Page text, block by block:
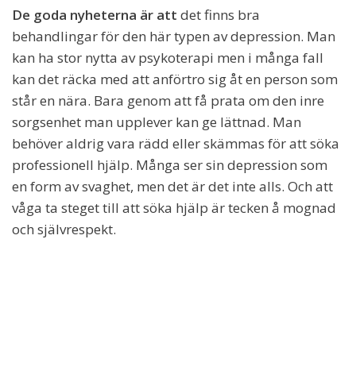
De goda nyheterna är att det finns bra
behandlingar för den här typen av depression. Man
kan ha stor nytta av psykoterapi men i många fall
kan det räcka med att anförtro sig åt en person som
står en nära. Bara genom att få prata om den inre
sorgsenhet man upplever kan ge lättnad. Man
behöver aldrig vara rädd eller skämmas för att söka
professionell hjälp. Många ser sin depression som
en form av svaghet, men det är det inte alls. Och att
våga ta steget till att söka hjälp är tecken å mognad
och självrespekt.